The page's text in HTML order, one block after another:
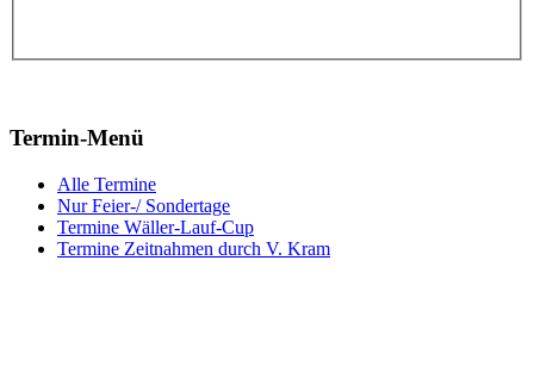
Termin-Menü
Alle Termine
Nur Feier-/ Sondertage
Termine Wäller-Lauf-Cup
Termine Zeitnahmen durch V. Kram